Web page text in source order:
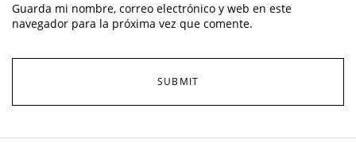
Guarda mi nombre, correo electrónico y web en este
navegador para la próxima vez que comente.